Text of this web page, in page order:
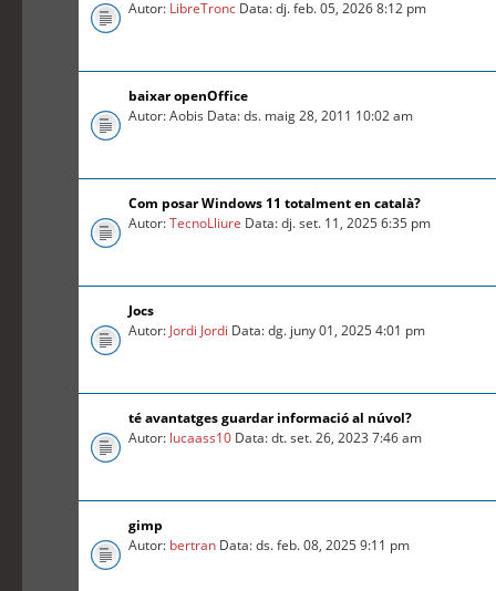
Autor: LibreTronc Data: dj. feb. 05, 2026 8:12 pm
baixar openOffice
Autor: Aobis Data: ds. maig 28, 2011 10:02 am
Com posar Windows 11 totalment en català?
Autor:TecnoLliure Data: dj. set. 11, 2025 6:35 pm
Jocs
Autor: Jordi Jordi Data: dg. juny 01, 2025 4:01 pm
té avantatges guardar informació al núvol?
Autor: lucaass10 Data: dt. set. 26, 2023 7:46 am
gimp
Autor: bertran Data: ds. feb. 08, 2025 9:11 pm